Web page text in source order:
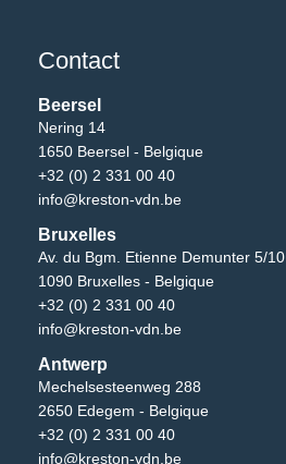
Contact
Beersel
Nering 14
1650 Beersel - Belgique
+32 (0) 2 331 00 40
info@kreston-vdn.be
Bruxelles
Av. du Bgm. Etienne Demunter 5/10
1090 Bruxelles - Belgique
+32 (0) 2 331 00 40
info@kreston-vdn.be
Antwerp
Mechelsesteenweg 288
2650 Edegem - Belgique
+32 (0) 2 331 00 40
info@kreston-vdn.be